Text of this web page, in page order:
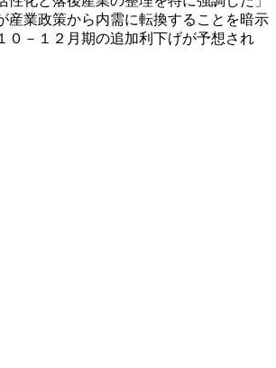
産業政策から内需に転換することを暗示
０－１２月期の追加利下げが予想され